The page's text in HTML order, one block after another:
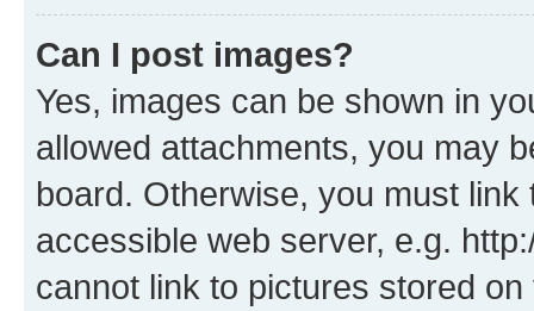
Can I post images?
Yes, images can be shown in
allowed attachments, you may
board. Otherwise, you must
accessible web server, e.g.
cannot link to pictures stored